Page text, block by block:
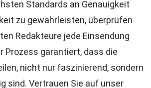
Standards an Genauigkeit
zu gewährleisten, überprüfen
Redakteure jede Einsendung
Prozess garantiert, dass die
nicht nur faszinierend, sondern
sind. Vertrauen Sie auf unser